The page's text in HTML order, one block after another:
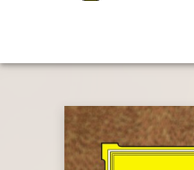
Deutsche
Grammophon